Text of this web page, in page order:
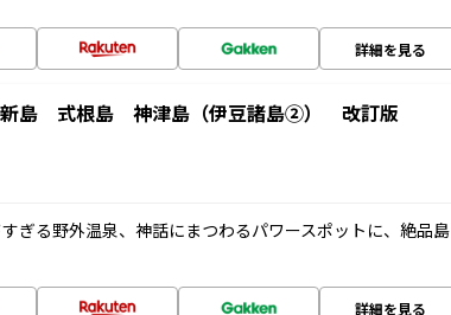
詳細を見る
島 式根島 神津島（伊豆諸島②） 改訂版
ぎる野外温泉、神話にまつわるパワースポットに、絶品島
詳細を見る